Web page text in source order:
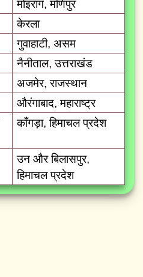
मोइरांग, मणिपुर
केरला
गुवाहाटी, असम
नैनीताल, उत्तराखंड
अजमेर, राजस्थान
औरंगाबाद, महाराष्ट्र
काँगड़ा, हिमाचल प्रदेश
उन और बिलासपुर,
हिमाचल प्रदेश